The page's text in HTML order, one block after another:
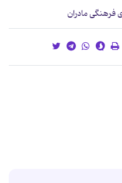
فرهنگی مادران